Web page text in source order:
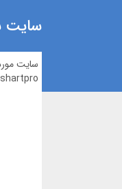
سایت
سایت
shartpro